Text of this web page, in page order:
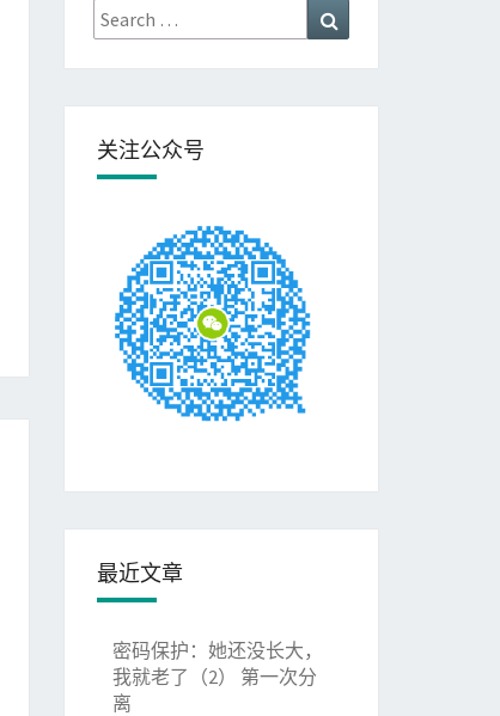
Search
for:
关注公众号
最近文章
密码保护：她还没长大，
我就老了（2） 第一次分
离